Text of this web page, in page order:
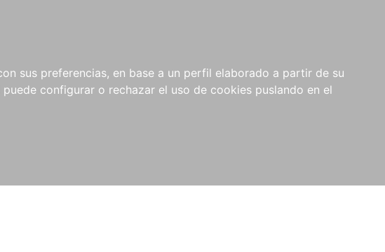
sus preferencias, en base a un perfil elaborado a partir de su
puede configurar o rechazar el uso de cookies puslando en el
NOVEDADES NOTICIAS
COMPRAS
INSTITUCIONALES